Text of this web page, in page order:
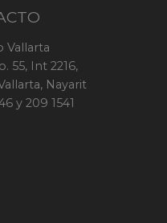
Vallarta
55, Int 2216,
Nayarit
y 209 1541